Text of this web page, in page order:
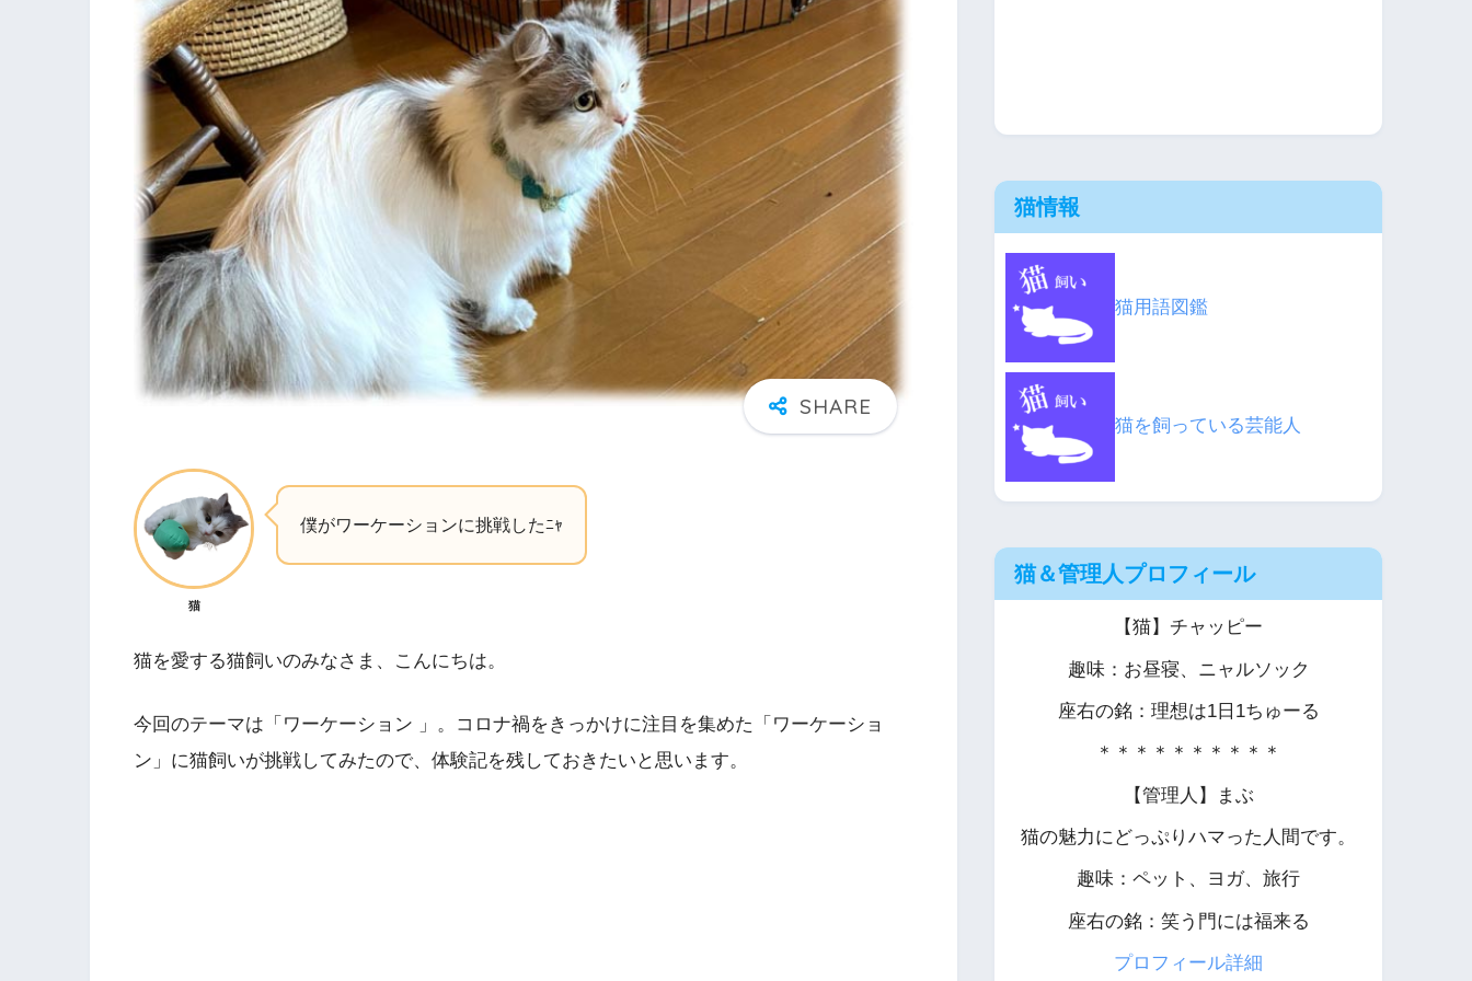
猫
僕がワーケーションに挑戦したﾆｬ
猫を愛する猫飼いのみなさま、こんにちは。
今回のテーマは「ワーケーション 」。コロナ禍をきっかけに注目を集めた「ワーケーショ
ン」に猫飼いが挑戦してみたので、体験記を残しておきたいと思います。
猫情報
猫用語図鑑
猫を飼っている芸能人
猫＆管理人プロフィール
【猫】チャッピー
趣味：お昼寝、ニャルソック
座右の銘：理想は1日1ちゅーる
＊＊＊＊＊＊＊＊＊＊
【管理人】まぶ
猫の魅力にどっぷりハマった人間です。
趣味：ペット、ヨガ、旅行
座右の銘：笑う門には福来る
プロフィール詳細